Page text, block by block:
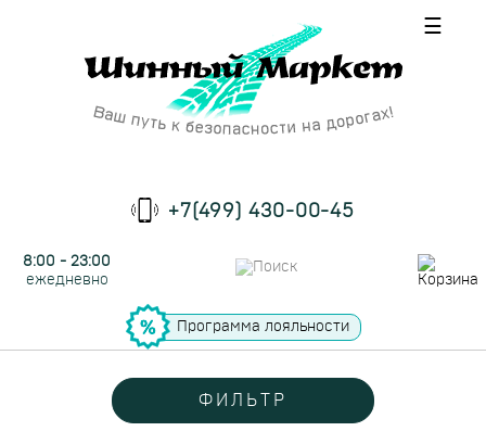
☰
+7(499) 430-00-45
8:00 - 23:00
ежедневно
Программа лояльности
ФИЛЬТР